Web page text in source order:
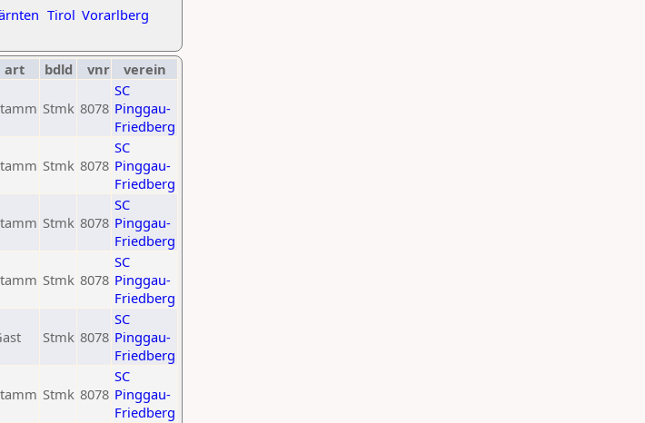
Tirol Vorarlberg
art bdld vnr verein
Stmk 8078
SC
Pinggau-
Friedberg
Stmk 8078
SC
Pinggau-
Friedberg
Stmk 8078
SC
Pinggau-
Friedberg
Stmk 8078
SC
Pinggau-
Friedberg
Stmk 8078
SC
Pinggau-
Friedberg
Stmk 8078
SC
Pinggau-
Friedberg